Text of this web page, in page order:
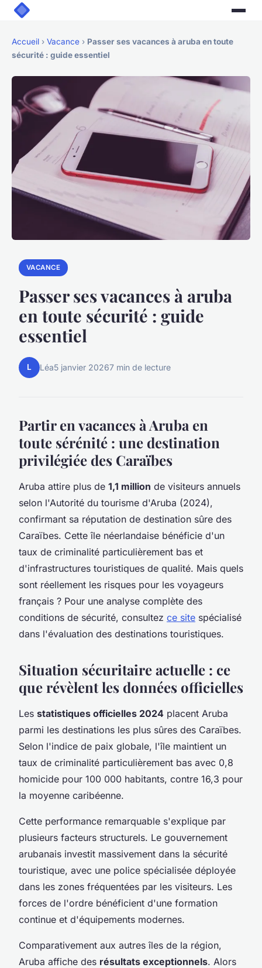
Accueil › Vacance › Passer ses vacances à aruba en toute
sécurité : guide essentiel
VACANCE
Passer ses vacances à aruba
en toute sécurité : guide
essentiel
L Léa5 janvier 20267 min de lecture
Partir en vacances à Aruba en
toute sérénité : une destination
privilégiée des Caraïbes
Aruba attire plus de 1,1 million de visiteurs annuels
selon l'Autorité du tourisme d'Aruba (2024),
confirmant sa réputation de destination sûre des
Caraïbes. Cette île néerlandaise bénéficie d'un
taux de criminalité particulièrement bas et
d'infrastructures touristiques de qualité. Mais quels
sont réellement les risques pour les voyageurs
français ? Pour une analyse complète des
conditions de sécurité, consultez ce site spécialisé
dans l'évaluation des destinations touristiques.
Situation sécuritaire actuelle : ce
que révèlent les données officielles
Les statistiques officielles 2024 placent Aruba
parmi les destinations les plus sûres des Caraïbes.
Selon l'indice de paix globale, l'île maintient un
taux de criminalité particulièrement bas avec 0,8
homicide pour 100 000 habitants, contre 16,3 pour
la moyenne caribéenne.
Cette performance remarquable s'explique par
plusieurs facteurs structurels. Le gouvernement
arubanais investit massivement dans la sécurité
touristique, avec une police spécialisée déployée
dans les zones fréquentées par les visiteurs. Les
forces de l'ordre bénéficient d'une formation
continue et d'équipements modernes.
Comparativement aux autres îles de la région,
Aruba affiche des résultats exceptionnels. Alors